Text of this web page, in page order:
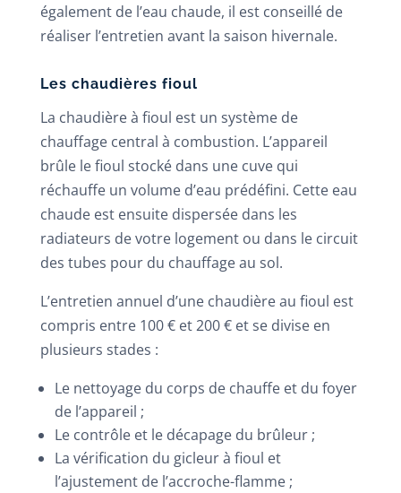
également de l’eau chaude, il est conseillé de
réaliser l’entretien avant la saison hivernale.
Les chaudières fioul
La chaudière à fioul est un système de
chauffage central à combustion. L’appareil
brûle le fioul stocké dans une cuve qui
réchauffe un volume d’eau prédéfini. Cette eau
chaude est ensuite dispersée dans les
radiateurs de votre logement ou dans le circuit
des tubes pour du chauffage au sol.
L’entretien annuel d’une chaudière au fioul est
compris entre 100 € et 200 € et se divise en
plusieurs stades :
Le nettoyage du corps de chauffe et du foyer
de l’appareil ;
Le contrôle et le décapage du brûleur ;
La vérification du gicleur à fioul et
l’ajustement de l’accroche-flamme ;